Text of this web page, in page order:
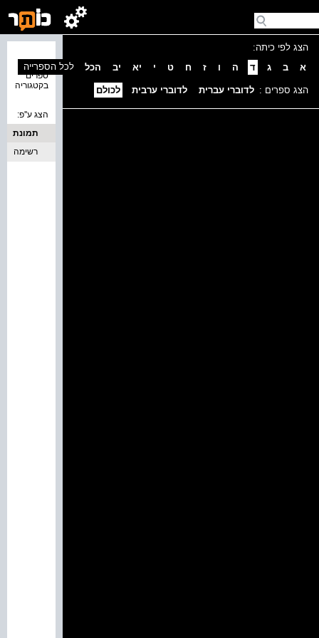
הצג לפי כיתה:
א
ב ג ד ה ו ז ח ט י יא יב הכל
הצג ספרים : לדוברי עברית לדוברי ערבית לכולם
ספרים
בקטגוריה
לכל הספרייה
הצג ע''פ:
תמונת
כריכה
רשימה